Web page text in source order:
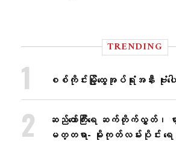
TRENDING
စစ်ကိုင်းမြို့ထွေအုပ်ရုံးအနီး ဗုံးပ
ဆည်တော်ကြီးရေ ဆက်တိုက်လွှတ်၊ ရွ
မတ္တရာ- မိုးကုတ်လမ်းပိုင်း ရေစ